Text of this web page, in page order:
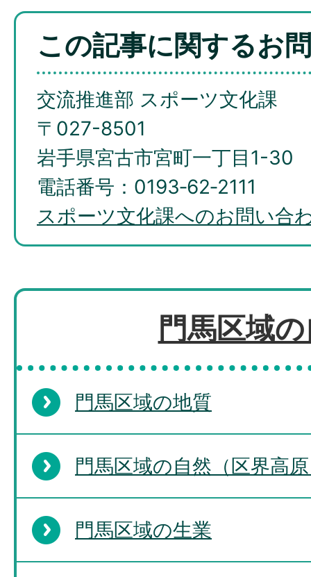
この記事に関するお
交流推進部 スポーツ文化課
〒027-8501
岩手県宮古市宮町一丁目1-30
電話番号：0193‐62‐2111
スポーツ文化課へのお問い合
門馬区域
門馬区域の地質
門馬区域の自然（区界高
門馬区域の生業